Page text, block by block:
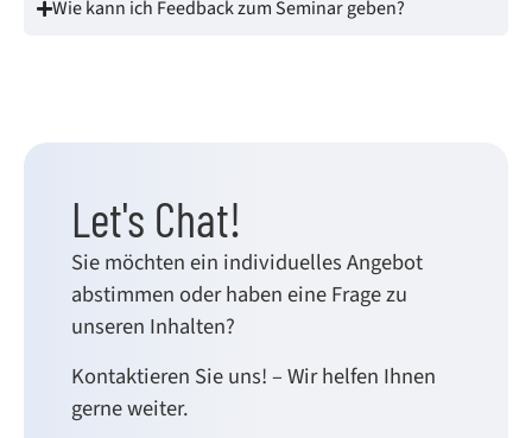
Wie kann ich Feedback zum Seminar geben?
Let's Chat!
Sie möchten ein individuelles Angebot
abstimmen oder haben eine Frage zu
unseren Inhalten?
Kontaktieren Sie uns! – Wir helfen Ihnen
gerne weiter.